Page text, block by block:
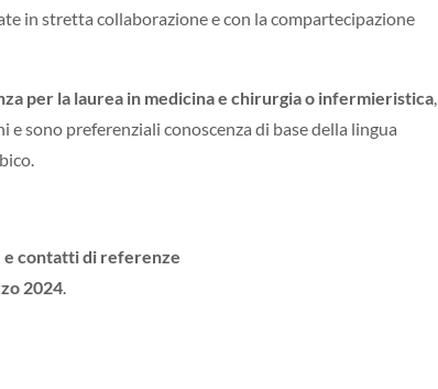
in stretta collaborazione e con la compartecipazione
per la laurea in medicina e chirurgia o infermieristica,
sono preferenziali conoscenza di base della lingua
e contatti di referenze
2024.